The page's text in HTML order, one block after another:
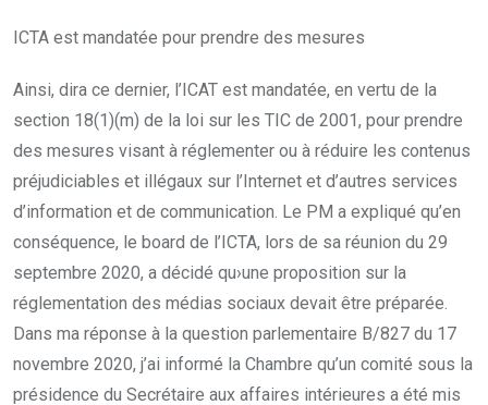
ICTA est mandatée pour prendre des mesures
Ainsi, dira ce dernier, l’ICAT est mandatée, en vertu de la
section 18(1)(m) de la loi sur les TIC de 2001, pour prendre
des mesures visant à réglementer ou à réduire les contenus
préjudiciables et illégaux sur l’Internet et d’autres services
d’information et de communication. Le PM a expliqué qu’en
conséquence, le board de l’ICTA, lors de sa réunion du 29
septembre 2020, a décidé qu›une proposition sur la
réglementation des médias sociaux devait être préparée.
Dans ma réponse à la question parlementaire B/827 du 17
novembre 2020, j’ai informé la Chambre qu’un comité sous la
présidence du Secrétaire aux affaires intérieures a été mis